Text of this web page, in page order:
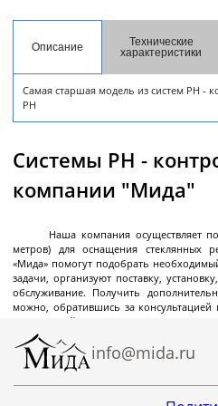
Центрифуги с
Центрифуги с верхней
съёмом осадка автомат
Центрифуги с
съёмом осадка
Центрифуги с нижней
съёмом осадка и
Центрифуги
Центрифуги
съёмом осадка
Центрифуги
съёмом осадка и сифоном
Центрифуги
взрывобезопасном
Центрифуги
выгрузкой осадка
Трубчатые центрифуги
Декантеры
Декантерная
Описание
Технические
характеристики
Самая старшая модель из систем PH -
PH
Системы PH -
компании "Мида"
Наша компания осуществляет
метров) для оснащения стеклянных
«Мида» помогут подобрать
задачи, организуют поставку,
обслуживание. Получить
можно, обратившись за консультацией
электронной почте
info@mida.ru